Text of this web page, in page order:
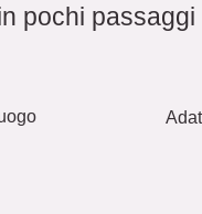
pochi passaggi